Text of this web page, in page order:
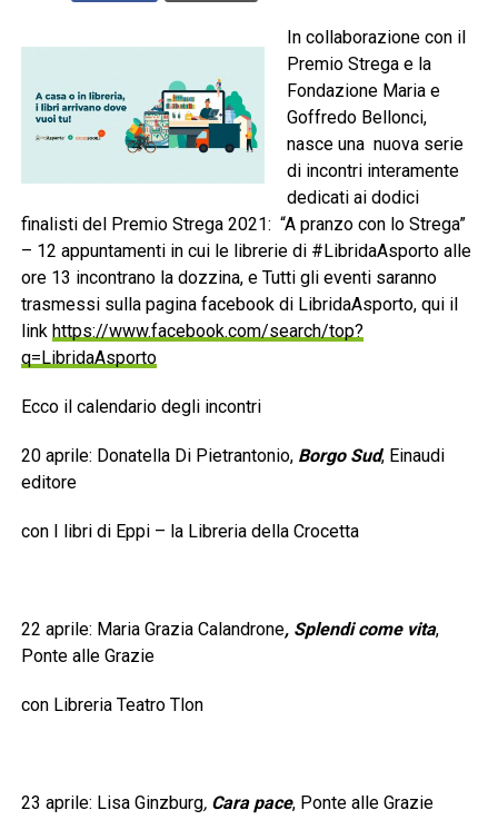
In collaborazione con il
Premio Strega e la
Fondazione Maria e
Goffredo Bellonci,
nasce una nuova serie
di incontri interamente
dedicati ai dodici
finalisti del Premio Strega 2021: “A pranzo con lo Strega”
– 12 appuntamenti in cui le librerie di #LibridaAsporto alle
ore 13 incontrano la dozzina, e Tutti gli eventi saranno
trasmessi sulla pagina facebook di LibridaAsporto, qui il
link https://www.facebook.com/search/top?
q=LibridaAsporto
Ecco il calendario degli incontri
20 aprile: Donatella Di Pietrantonio, Borgo Sud, Einaudi
editore
con I libri di Eppi – la Libreria della Crocetta
22 aprile: Maria Grazia Calandrone, Splendi come vita,
Ponte alle Grazie
con Libreria Teatro Tlon
23 aprile: Lisa Ginzburg, Cara pace, Ponte alle Grazie